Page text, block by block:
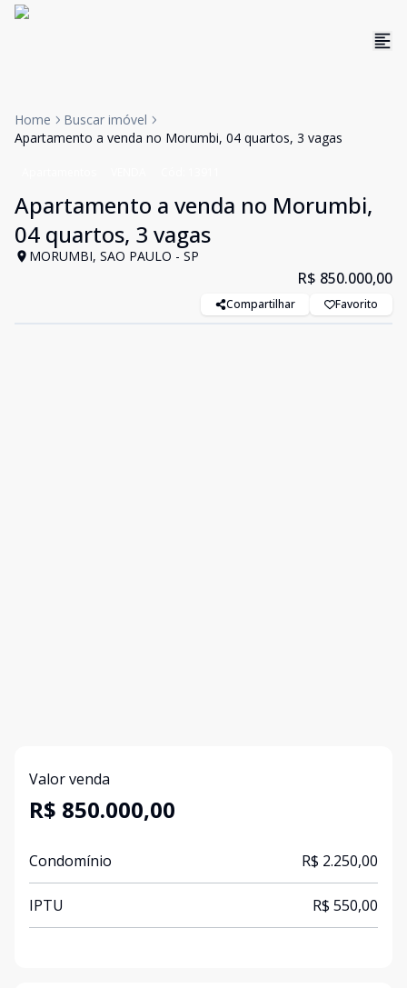
Home
Buscar imóvel
Apartamento a venda no Morumbi, 04 quartos, 3 vagas
Apartamento a venda no Morumbi,
04 quartos, 3 vagas
MORUMBI, SAO PAULO - SP
R$ 850.000,00
Compartilhar Favorito
Valor venda
R$ 850.000,00
Condomínio R$ 2.250,00
IPTU R$ 550,00